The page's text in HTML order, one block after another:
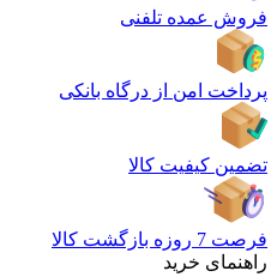
فروش عمده تلفنی
پرداخت امن از درگاه بانکی
تضمین کیفیت کالا
فرصت 7 روزه بازگشت کالا
راهنمای خرید